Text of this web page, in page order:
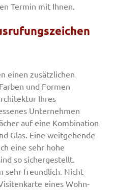
Termin mit Ihnen.
einen zusätzlichen
und Formen
Ihres
Unternehmen
auf eine Kombination
Glas. Eine weitgehende
eine sehr hohe
so sichergestellt.
sehr freundlich. Nicht
eines Wohn-